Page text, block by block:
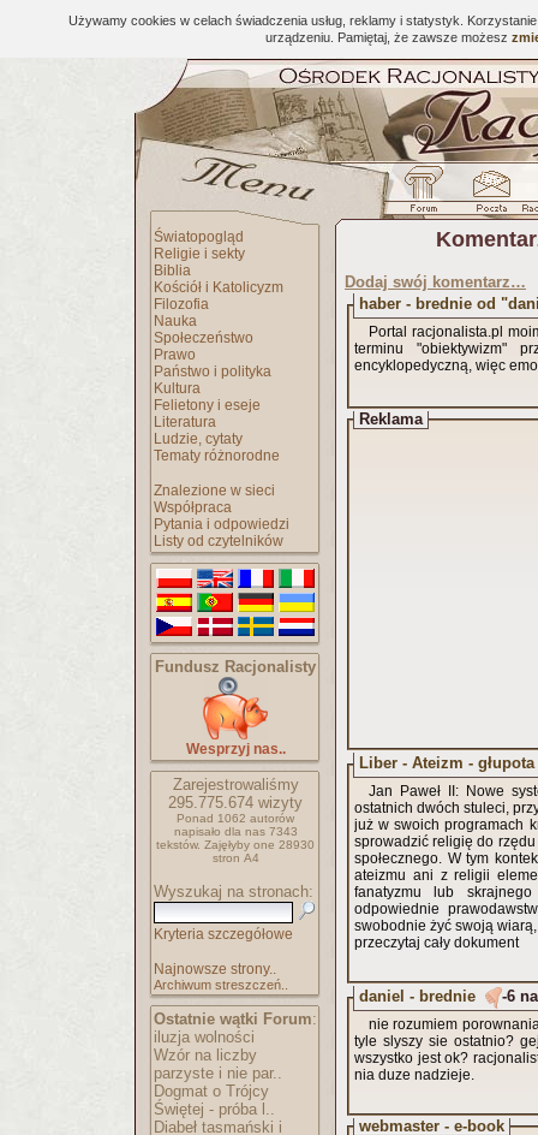
Używamy cookies w celach świadczenia usług, reklamy i statystyk.
urządzeniu. Pamiętaj, że zawsze możesz
Światopogląd
Religie i sekty
Biblia
Kościół i Katolicyzm
Filozofia
Nauka
Społeczeństwo
Prawo
Państwo i polityka
Kultura
Felietony i eseje
Literatura
Ludzie, cytaty
Tematy różnorodne
Znalezione w sieci
Współpraca
Pytania i odpowiedzi
Listy od czytelników
Fundusz Racjonalisty
Wesprzyj nas..
Zarejestrowaliśmy
295.775.674 wizyty
Ponad 1062 autorów
napisało dla nas 7343
tekstów. Zajęłyby one 28930
stron A4
Wyszukaj na stronach:
Kryteria szczegółowe
Najnowsze strony..
Archiwum streszczeń..
Ostatnie wątki Forum:
iluzja wolności
Wzór na liczby
parzyste i nie par..
Dogmat o Trójcy
Świętej - próba l..
Diabeł tasmański i
Dodaj swój komentarz…
haber - brednie od
Portal racjonalista.pl
terminu "obiektywizm"
encyklopedyczną, więc
Reklama
Liber - Ateizm - głupota
Jan Paweł II: Nowe
ostatnich dwóch stuleci,
już w swoich programach
sprowadzić religię do
społecznego. W tym
ateizmu ani z religii
fanatyzmu lub
odpowiednie
swobodnie żyć swoją
przeczytaj cały dokument
daniel - brednie -6
nie rozumiem
tyle slyszy sie ostatnio?
wszystko jest ok?
nia duze nadzieje.
webmaster - e-book